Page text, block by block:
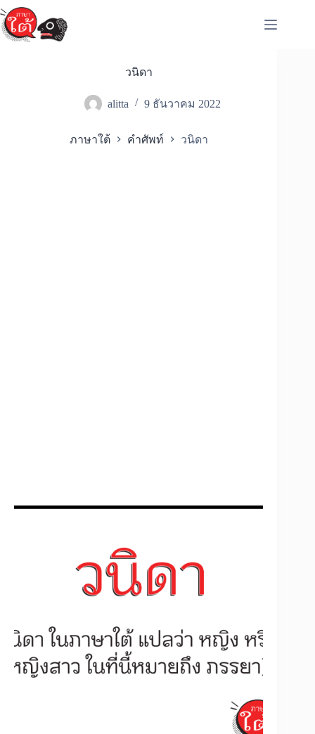
Skip
to
content
วนิดา
alitta 9 ธันวาคม 2022
ภาษาใต้ คำศัพท์ วนิดา